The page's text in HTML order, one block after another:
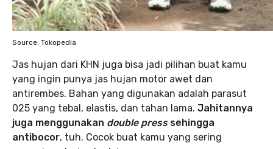
Source: Tokopedia
Jas hujan dari KHN juga bisa jadi pilihan buat kamu
yang ingin punya jas hujan motor awet dan
antirembes. Bahan yang digunakan adalah parasut
025 yang tebal, elastis, dan tahan lama. Jahitannya
juga menggunakan double presssehingga
antibocor, tuh. Cocok buat kamu yang sering